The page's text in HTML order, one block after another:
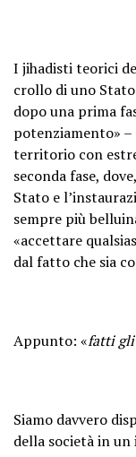
I jihadisti teorici
crollo di uno
dopo una prima
potenziamento» –
territorio con
seconda fase,
Stato e
sempre più
«accettare
dal fatto che sia
Appunto: «fatti
Siamo davvero
della società in un